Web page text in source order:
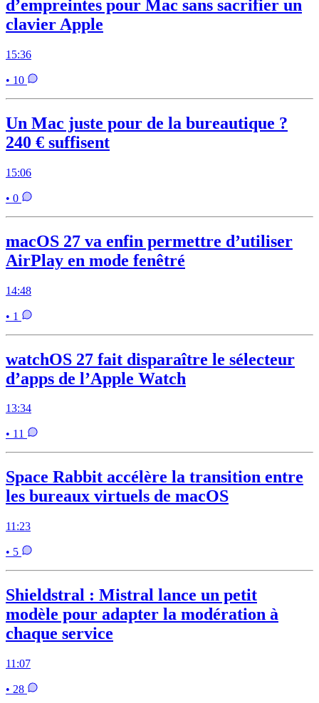
d’empreintes pour Mac sans sacrifier un
clavier Apple
15:36
• 10
Un Mac juste pour de la bureautique ?
240 € suffisent
15:06
• 0
macOS 27 va enfin permettre d’utiliser
AirPlay en mode fenêtré
14:48
• 1
watchOS 27 fait disparaître le sélecteur
d’apps de l’Apple Watch
13:34
• 11
Space Rabbit accélère la transition entre
les bureaux virtuels de macOS
11:23
• 5
Shieldstral : Mistral lance un petit
modèle pour adapter la modération à
chaque service
11:07
• 28